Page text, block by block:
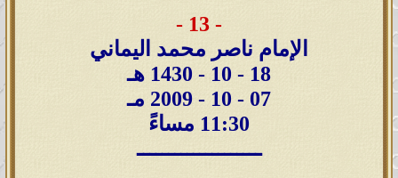
- 13 -
الإمام ناصر محمد اليماني
18 - 10 - 1430 هـ
07 - 10 - 2009 مـ
11:30 مساءً
ــــــــــــــــــــ